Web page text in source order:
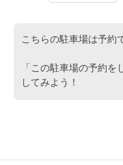
こちらの駐車場は予約
「この駐車場の予約
してみよう！